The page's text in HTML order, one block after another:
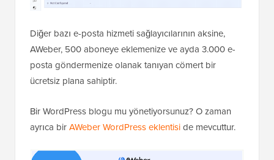
Diğer bazı e-posta hizmeti sağlayıcılarının aksine,
AWeber, 500 aboneye eklemenize ve ayda 3.000 e-
posta göndermenize olanak tanıyan cömert bir
ücretsiz plana sahiptir.
Bir WordPress blogu mu yönetiyorsunuz? O zaman
ayrıca birAWeber WordPress eklentiside mevcuttur.